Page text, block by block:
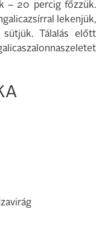
– 20 percig főzzük.
lekenjük,
Tálalás előtt